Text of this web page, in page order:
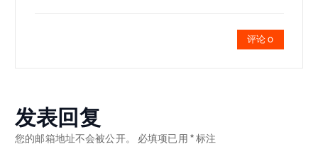
评论 0
发表回复
您的邮箱地址不会被公开。 必填项已用*标注